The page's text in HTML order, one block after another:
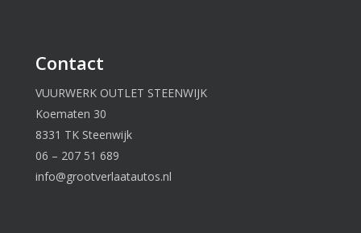
Contact
VUURWERK OUTLET STEENWIJK
Koematen 30
8331 TK Steenwijk
06 – 207 51 689
info@grootverlaatautos.nl